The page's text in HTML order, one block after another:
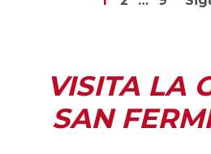
VISITA LA
SAN